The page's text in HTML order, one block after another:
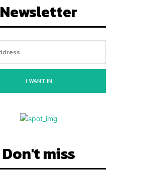
Newsletter
I WANT IN
Don't miss